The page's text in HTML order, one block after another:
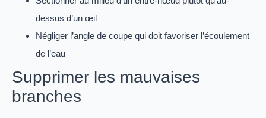
dessus d’un œil
Négliger l’angle de coupe qui doit favoriser l’écoulement
de l’eau
Supprimer les mauvaises
branches